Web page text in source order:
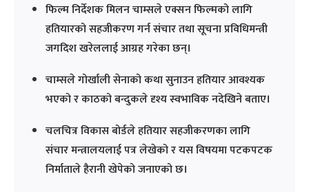
फिल्म निर्देशक मिलन चाम्सले एक्सन फिल्मको लागि
हतियारको सहजीकरण गर्न संचार तथा सूचना प्रविधिमन्त्री
जगदिश खरेललाई आग्रह गरेका छन्।
चाम्सले गोर्खाली सेनाको कथा सुनाउन हतियार आवश्यक
भएको र काठको बन्दुकले दृश्य स्वभाविक नदेखिने बताए।
चलचित्र विकास बोर्डले हतियार सहजीकरणका लागि
संचार मन्त्रालयलाई पत्र लेखेको र यस विषयमा पटकपटक
निर्माताले हैरानी खेपेको जनाएको छ।